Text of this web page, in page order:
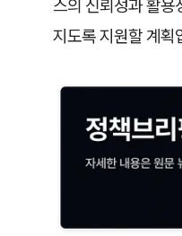
스의 신뢰성과 활
지도록 지원할 계획